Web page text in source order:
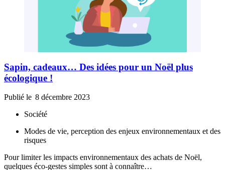
Sapin, cadeaux… Des idées pour un Noël plus
écologique !
Publié le 8 décembre 2023
Société
Modes de vie, perception des enjeux environnementaux et des
risques
Pour limiter les impacts environnementaux des achats de Noël,
quelques éco-gestes simples sont à connaître…